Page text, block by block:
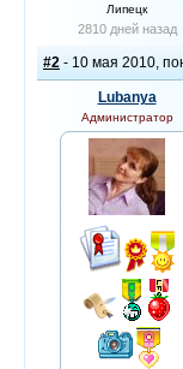
Липецк
2810 дней назад
#2 - 10 мая 2010,
Lubanya
Администратор